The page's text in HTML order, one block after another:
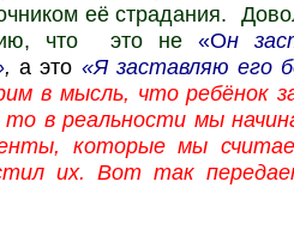
её страдания.
что это не
«Он
,а это «Я заставляю его
в мысль, что ребёнок
в реальности мы
которые мы
их. Вот так